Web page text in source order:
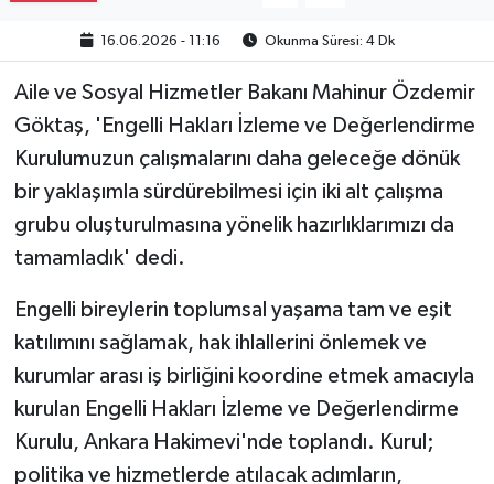
16.06.2026 - 11:16 Okunma Süresi: 4 Dk
Aile ve Sosyal Hizmetler Bakanı Mahinur Özdemir
Göktaş, 'Engelli Hakları İzleme ve Değerlendirme
Kurulumuzun çalışmalarını daha geleceğe dönük
bir yaklaşımla sürdürebilmesi için iki alt çalışma
grubu oluşturulmasına yönelik hazırlıklarımızı da
tamamladık' dedi.
Engelli bireylerin toplumsal yaşama tam ve eşit
katılımını sağlamak, hak ihlallerini önlemek ve
kurumlar arası iş birliğini koordine etmek amacıyla
kurulan Engelli Hakları İzleme ve Değerlendirme
Kurulu, Ankara Hakimevi'nde toplandı. Kurul;
politika ve hizmetlerde atılacak adımların,